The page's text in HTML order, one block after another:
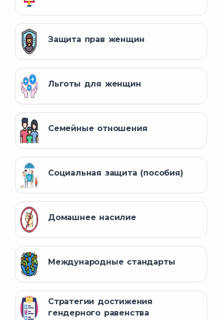
можно:
для
два
Защита прав женщин
Льготы для женщин
Семейные отношения
Социальная защита (пособия)
Домашнее насилие
Международные стандарты
Стратегии достижения
гендерного равенства